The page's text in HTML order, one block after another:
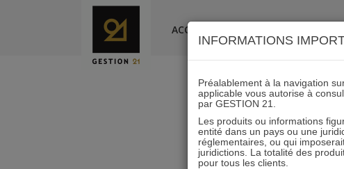
ACCUEIL
INFORMATIONS
Préalablement à la navigation
applicable vous autorise à
par GESTION 21.
Les produits ou informations
entité dans un pays ou une
réglementaires, ou qui
juridictions. La totalité des
pour tous les clients.